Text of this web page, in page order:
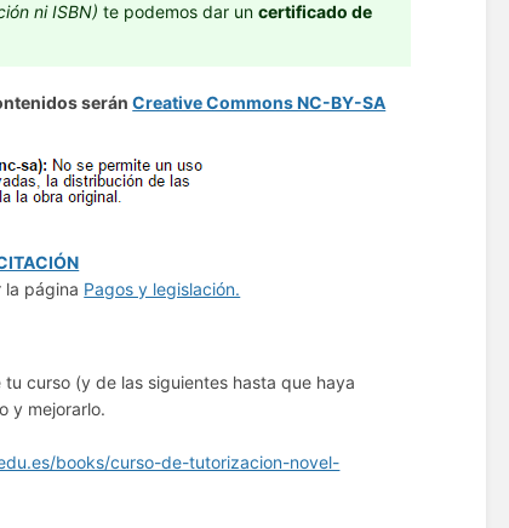
ni ISBN) te podemos dar uncertificado de
seránCreative Commons NC-BY-SA
la página Pagos y legislación.
curso (y de las siguientes hasta que haya
y mejorarlo.
books/curso-de-tutorizacion-novel-